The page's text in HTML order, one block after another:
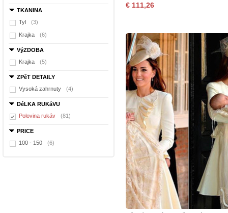
TKANINA
Tyl
(3)
Krajka (6)
VýZDOBA
Krajka
(5)
ZPěT DETAILY
Vysoká zahrnuty
(4)
DéLKA RUKáVU
Polovina rukáv
(81)
PRICE
100 - 150
(6)
€ 111,26